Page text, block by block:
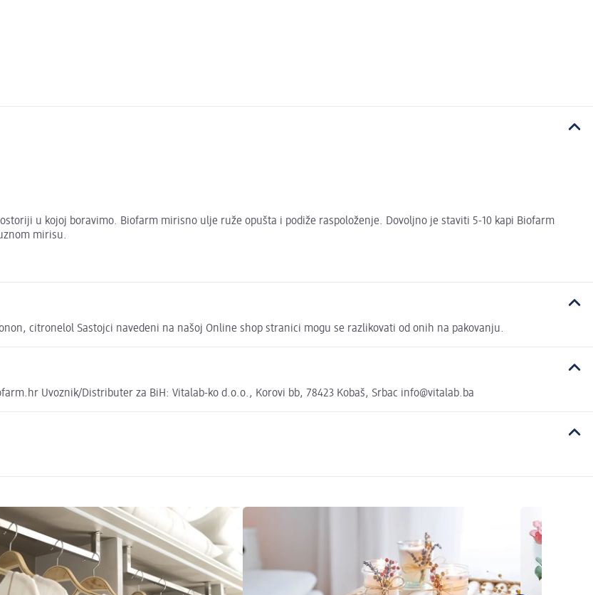
u kojoj boravimo. Biofarm mirisno ulje ruže opušta i podiže raspoloženje. Dovoljno je staviti 5-10 kapi Biofarm
mirisu.
citronelol Sastojci navedeni na našoj Online shop stranici mogu se razlikovati od onih na pakovanju.
Uvoznik/Distributer za BiH: Vitalab-ko d.o.o., Korovi bb, 78423 Kobaš, Srbac info@vitalab.ba